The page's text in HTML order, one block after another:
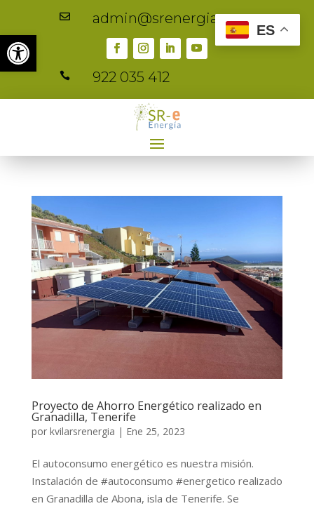
Abrir barra de herramientas
 admin@srenergia.es
 922 035 412
Proyecto de Ahorro Energético realizado en
Granadilla, Tenerife
por kvilarsrenergia | Ene 25, 2023
El autoconsumo energético es nuestra misión.
Instalación de #autoconsumo #energetico realizado
en Granadilla de Abona, isla de Tenerife. Se
ES